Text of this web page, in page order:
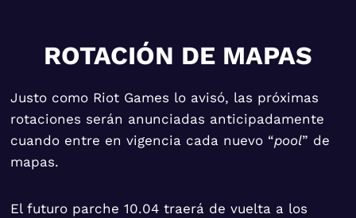
ROTACIÓN DE MAPAS
Justo como Riot Games lo avisó, las próximas
rotaciones serán anunciadas anticipadamente
cuando entre en vigencia cada nuevo “pool” de
mapas.
El futuro parche 10.04 traerá de vuelta a los